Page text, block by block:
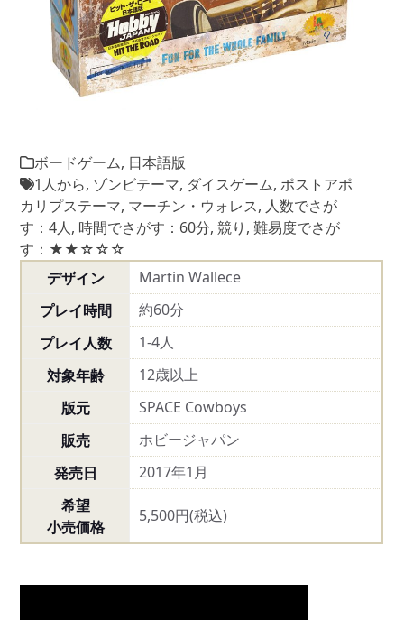
ボードゲーム, 日本語版
1人から, ゾンビテーマ, ダイスゲーム,ポストアポ
カリプステーマ, マーチン・ウォレス, 人数でさが
す：4人, 時間でさがす：60分,競り ,難易度でさが
す：★★☆☆☆
デザイン
Martin Wallece
プレイ時間
約60分
プレイ人数
1-4人
対象年齢
12歳以上
版元
SPACE Cowboys
販売
ホビージャパン
発売日
2017年1月
希望
小売価格
5,500円(税込)